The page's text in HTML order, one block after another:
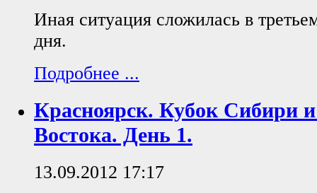
Иная ситуация сложилась в
дня.
Подробнее ...
Красноярск. Кубок Сибири
Востока. День 1.
13.09.2012 17:17